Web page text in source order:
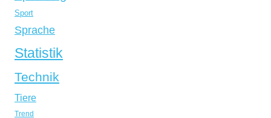
Sport
Sprache
Statistik
Technik
Tiere
Trend